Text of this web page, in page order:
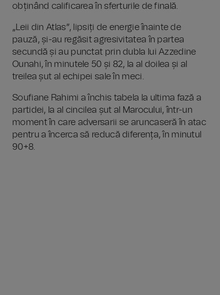
obținând calificarea în sferturile de finală.
„Leii din Atlas”, lipsiți de energie înainte de
pauză, și-au regăsit agresivitatea în partea
secundă și au punctat prin dubla lui Azzedine
Ounahi, în minutele 50 și 82, la al doilea și al
treilea șut al echipei sale în meci.
Soufiane Rahimi a închis tabela la ultima fază a
partidei, la al cincilea șut al Marocului, într-un
moment în care adversarii se aruncaseră în atac
pentru a încerca să reducă diferența, în minutul
90+8.